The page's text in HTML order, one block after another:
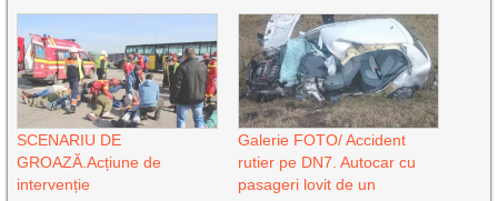
SCENARIU DE
GROAZĂ.Acțiune de
intervenție
Galerie FOTO/ Accident
rutier pe DN7. Autocar cu
pasageri lovit de un